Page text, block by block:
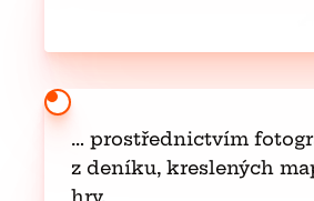
… prostřednictvím
z deníku, kreslených
hry.